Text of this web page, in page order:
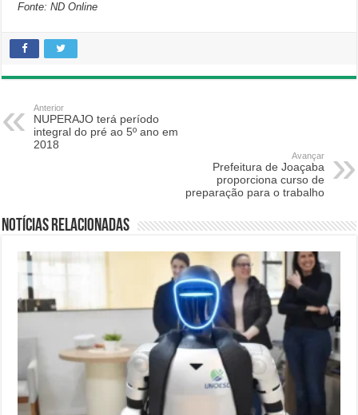
Fonte: ND Online
Anterior
NUPERAJO terá período
integral do pré ao 5º ano em
2018
Avançar
Prefeitura de Joaçaba
proporciona curso de
preparação para o trabalho
Notícias relacionadas